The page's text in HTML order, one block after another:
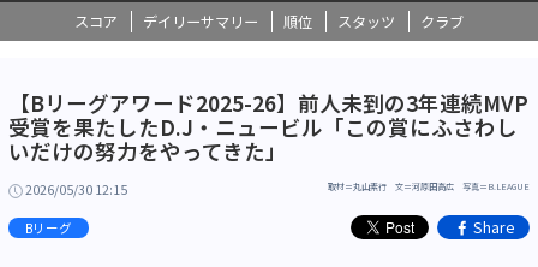
スコア デイリーサマリー 順位 スタッツ クラブ
【Bリーグアワード2025-26】前人未到の3年連続MVP
受賞を果たしたD.J・ニュービル「この賞にふさわし
いだけの努力をやってきた」
2026/05/30 12:15 取材＝丸山素行 文＝河原田高広 写真＝B.LEAGUE
Bリーグ Share